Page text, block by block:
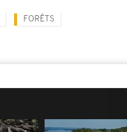
FORÊTS